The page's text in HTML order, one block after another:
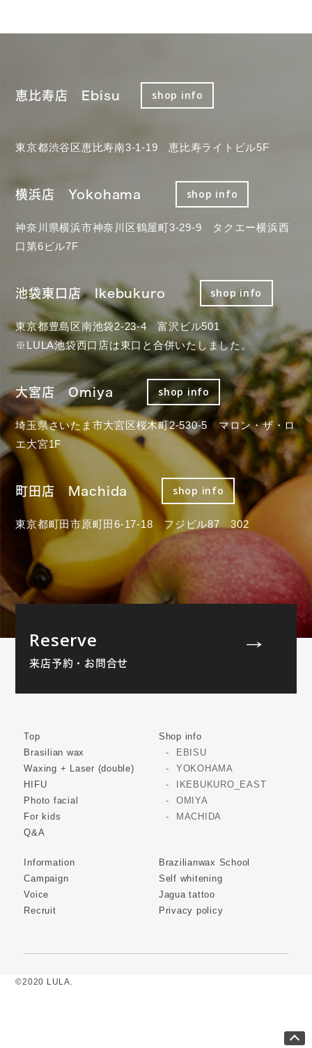
恵比寿店 Ebisu shop info
東京都渋谷区恵比寿南3-1-19 恵比寿ライトビル5F
横浜店 Yokohama shop info
神奈川県横浜市神奈川区鶴屋町3-29-9 タクエー横浜西
口第6ビル7F
池袋東口店 Ikebukuro shop info
東京都豊島区南池袋2-23-4 富沢ビル501
※LULA池袋西口店は東口と合併いたしました。
大宮店 Omiya shop info
埼玉県さいたま市大宮区桜木町2-530-5 マロン・ザ・ロ
エ大宮1F
町田店 Machida shop info
東京都町田市原町田6-17-18 フジビル87 302
Reserve
来店予約・お問合せ
Top
Brasilian wax
Waxing + Laser (double)
HIFU
Photo facial
For kids
Q&A
Shop info
EBISU
YOKOHAMA
IKEBUKURO_EAST
OMIYA
MACHIDA
Information
Campaign
Voice
Recruit
Brazilianwax School
Self whitening
Jagua tattoo
Privacy policy
©2020 LULA.